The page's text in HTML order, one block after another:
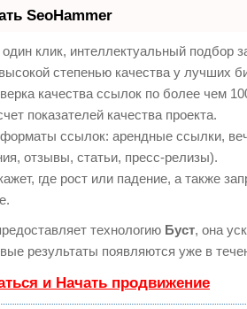
SeoHammer
клик, интеллектуальный подбор
степенью качества у лучших
качества ссылок по более чем
показателей качества проекта.
ссылок: арендные ссылки,
отзывы, статьи, пресс-релизы).
где рост или падение, а также
технологию Буст, она
результаты появляются уже в
и Начать продвижение